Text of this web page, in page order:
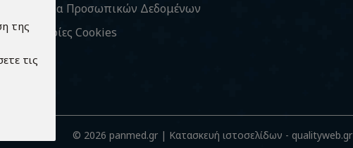
Προστασία Προσωπικών Δεδομένων
Πληροφορίες Cookies
© 2026 panmed.gr | Κατασκευή ιστοσελίδων - qualityweb.gr
της
τις